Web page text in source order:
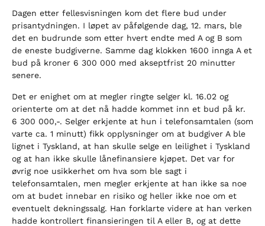
Dagen etter fellesvisningen kom det flere bud under
prisantydningen. I løpet av påfølgende dag, 12. mars, ble
det en budrunde som etter hvert endte med A og B som
de eneste budgiverne. Samme dag klokken 1600 innga A et
bud på kroner 6 300 000 med akseptfrist 20 minutter
senere.
Det er enighet om at megler ringte selger kl. 16.02 og
orienterte om at det nå hadde kommet inn et bud på kr.
6 300 000,-. Selger erkjente at hun i telefonsamtalen (som
varte ca. 1 minutt) fikk opplysninger om at budgiver A ble
lignet i Tyskland, at han skulle selge en leilighet i Tyskland
og at han ikke skulle lånefinansiere kjøpet. Det var for
øvrig noe usikkerhet om hva som ble sagt i
telefonsamtalen, men megler erkjente at han ikke sa noe
om at budet innebar en risiko og heller ikke noe om et
eventuelt dekningssalg. Han forklarte videre at han verken
hadde kontrollert finansieringen til A eller B, og at dette